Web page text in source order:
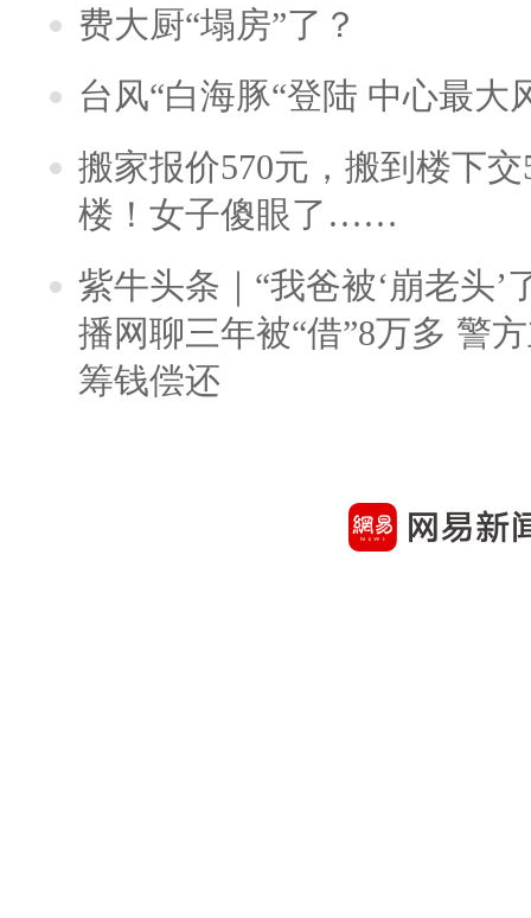
费大厨“塌房”了？
台风“白海豚“登陆 中心最大
搬家报价570元，搬到楼下
楼！女子傻眼了……
紫牛头条｜“我爸被‘崩老头’
播网聊三年被“借”8万多 警
筹钱偿还